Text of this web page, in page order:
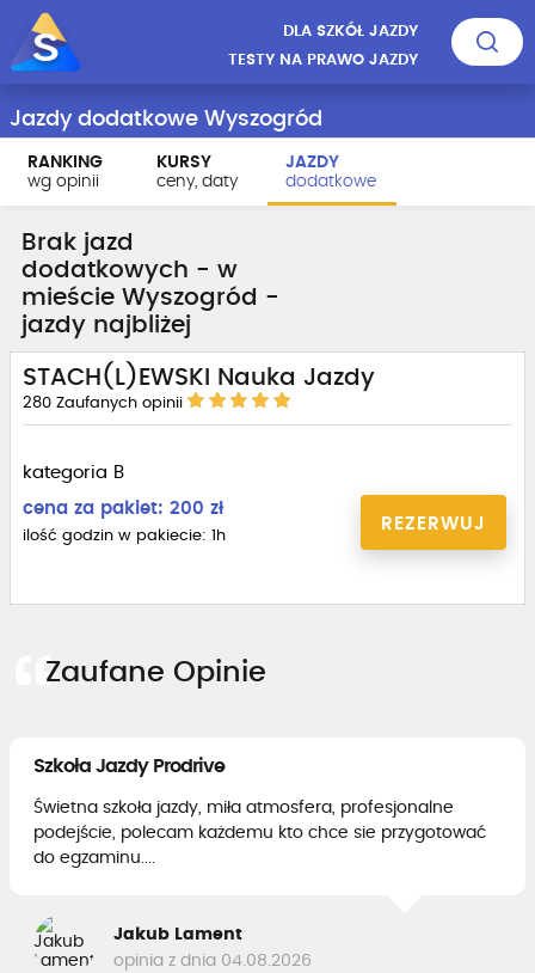
DLA SZKÓŁ JAZDY
TESTY NA PRAWO JAZDY
Jazdy dodatkowe Wyszogród
RANKING
wg opinii
KURSY
ceny, daty
JAZDY
dodatkowe
Brak jazd
dodatkowych - w
mieście Wyszogród -
jazdy najbliżej
STACH(L)EWSKI Nauka Jazdy
280 Zaufanych opinii
kategoria B
cena za pakiet: 200 zł
ilość godzin w pakiecie: 1h
REZERWUJ
Zaufane Opinie
Szkoła Jazdy Prodrive
Świetna szkoła jazdy, miła atmosfera, profesjonalne
podejście, polecam każdemu kto chce sie przygotować
do egzaminu....
Jakub Lament
opinia z dnia 04.08.2026